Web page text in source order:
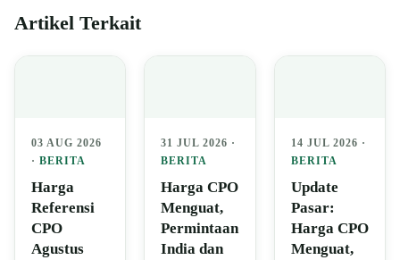
Artikel Terkait
03 AUG 2026
· BERITA
Harga
Referensi
CPO
Agustus
31 JUL 2026 ·
BERITA
Harga CPO
Menguat,
Permintaan
India dan
14 JUL 2026 ·
BERITA
Update
Pasar:
Harga CPO
Menguat,